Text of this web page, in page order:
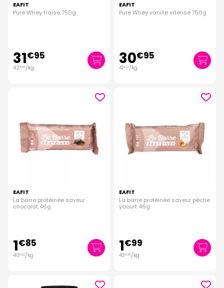
EAFIT
Pure Whey fraise 750g
31€95
42€60/kg
EAFIT
Pure Whey vanille intense 750g
30€95
41€27/kg
EAFIT
La barre protéinée saveur
chocolat 46g
1€85
40€22/kg
EAFIT
La barre protéinée saveur pêche
yaourt 46g
1€99
43€26/kg